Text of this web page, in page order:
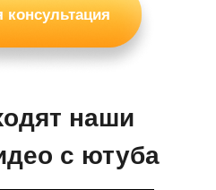
мощностей УК.
с менторами -
наши
с ютуба